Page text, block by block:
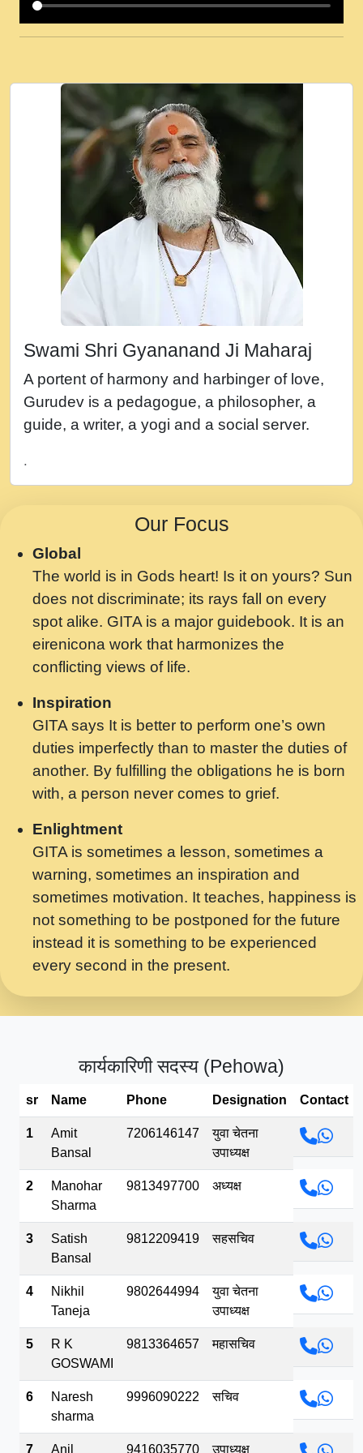
कई पकड क मर हथ र मह वदवन पहच दय! मह जन
Ki - Krishna Bhajan - New Bhajan 2020
#Ishwar Bhakti.mp3
जब से गीता ज्ञान पाया मैं बड़ी मस्ती में हूँ । 2018 -
Rishikesh - Ratan Ji Rasik.mp3
तन हल दल द सनव मड उतत सर रख क, नल रव त
गल लग जव त सर उतत हथ रख द!.mp3
तू कर प्रीतम से प्रीत, यूहीं दिन बीतते जाते हैं ।
2018 - Rishikesh - Swami Gyananand Ji
Maharaj.mp3
न म गवद गपल गद फर, पयर महन न रझद फर! shri
नह भरस रह लडडल... अपन खट करम क !!!! मह दद
सहर चरण क .....mp3
बगड नसब कसन सवर तर बगर Shri ravinandan
shastri ji maharaj.mp3
Chahe Ram Ho Chahe Shyam Ho.mp3
मझ अपन जवन बनन न आय, रठ हर क मनन न आय
Shri ravinandan shastri ji maharaj.mp3
मन अशांत मंत्र जाप - गीता प्रेरणा -Swami
Gyananand Ji Maharaj.mp3
मन बध लय परम वल कगन Special Shyam
Saawariya.mp3
मर गनय न अपरध लडडल शर रध.... Shri
ravinandan shastri ji maharaj.mp3
मेरे मन हरी का ध्यान लगा - भजन भाव - 2018 -
Rishikesh - Swami Gyananand Ji
Maharaj.mp3
यह हसरत तलब ह नकज कमर Yahi Hasraten
Talab Hai Bhav Pravah #bhajan.mp3
लडल ज बल ल क ज न लग Sadhvi Purnima Ji
7.9.2021 जवल नगर दलल #बसर.mp3
सख भ मझ पयर ह दख भ मझ पयर ह!छड म कस दत
सपरहट भजन 2021 - तर अखय ह जद भर बहर ज म
सपरहट शयम भजन - जय जय शयम जय जय शयम
भव.mp3
Swami Shri Gyananand Ji Maharaj
A portent of harmony and harbinger of love,
Gurudev is a pedagogue, a philosopher, a
guide, a writer, a yogi and a social server.
.
Our Focus
Global
The world is in Gods heart! Is it on yours? Sun
does not discriminate; its rays fall on every
spot alike. GITA is a major guidebook. It is an
eirenicona work that harmonizes the
conflicting views of life.
Inspiration
GITA says It is better to perform one’s own
duties imperfectly than to master the duties of
another. By fulfilling the obligations he is born
with, a person never comes to grief.
Enlightment
GITA is sometimes a lesson, sometimes a
warning, sometimes an inspiration and
sometimes motivation. It teaches, happiness is
not something to be postponed for the future
instead it is something to be experienced
every second in the present.
कार्यकारिणी सदस्य (Pehowa)
sr Name Phone Designation Contact
1
Amit
Bansal
7206146147
युवा चेतना
उपाध्यक्ष
2
Manohar
Sharma
9813497700 अध्यक्ष
3
Satish
Bansal
9812209419 सहसचिव
4
Nikhil
Taneja
9802644994
युवा चेतना
उपाध्यक्ष
5
R K
GOSWAMI
9813364657 महासचिव
6
Naresh
sharma
9996090222 सचिव
7 Anil 9416035770 उपाध्यक्ष